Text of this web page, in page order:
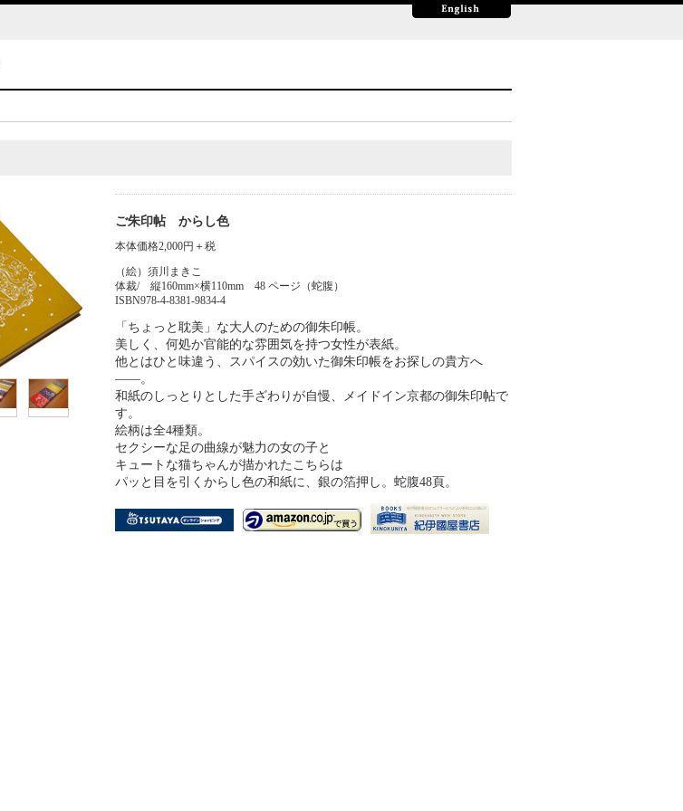
ご朱印帖 からし色
本体価格2,000円＋税
（絵）須川まきこ
体裁/ 縦160mm×横110mm 48 ページ（蛇腹）
ISBN978-4-8381-9834-4
「ちょっと耽美」な大人のための御朱印帳。
美しく、何処か官能的な雰囲気を持つ女性が表紙。
他とはひと味違う、スパイスの効いた御朱印帳をお探しの貴方へ
――。
和紙のしっとりとした手ざわりが自慢、メイドイン京都の御朱印帖で
す。
絵柄は全4種類。
セクシーな足の曲線が魅力の女の子と
キュートな猫ちゃんが描かれたこちらは
パッと目を引くからし色の和紙に、銀の箔押し。蛇腹48頁。